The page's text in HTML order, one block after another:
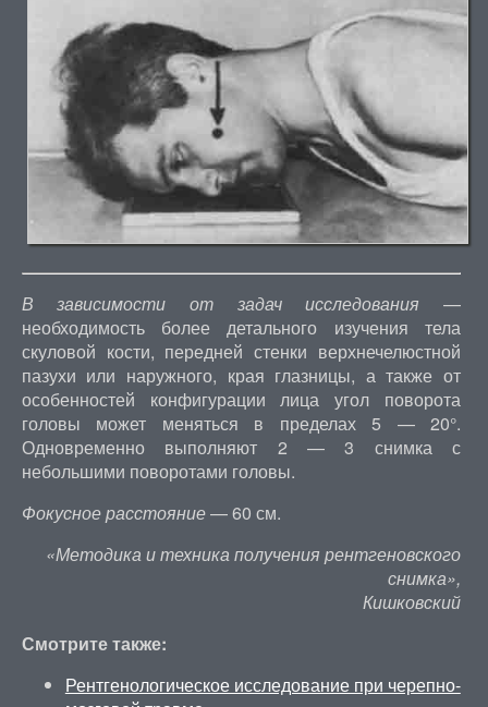
В зависимости от задач исследования —
необходимость более детального изучения тела
скуловой кости, передней стенки верхнечелюстной
пазухи или наружного, края глазницы, а также от
особенностей конфигурации лица угол поворота
головы может меняться в пределах 5 — 20°.
Одновременно выполняют 2 — 3 снимка с
небольшими поворотами головы.
Фокусное расстояние— 60 см.
«Методика и техника получения рентгеновского
снимка»,
Кишковский
Смотрите также:
Рентгенологическое исследование при черепно-